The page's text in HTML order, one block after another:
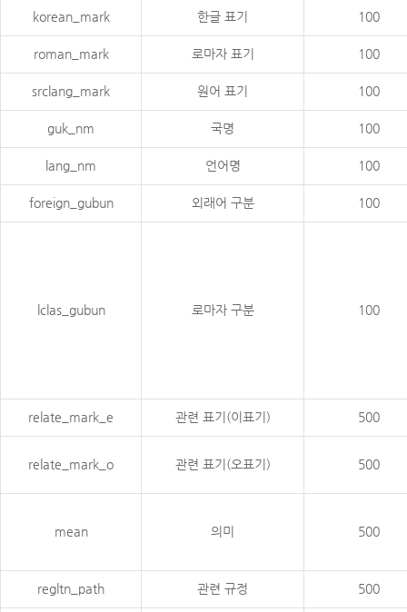
korean_mark 한글 표기 100
roman_mark 로마자 표기 100
srclang_mark 원어 표기 100
guk_nm 국명 100
lang_nm 언어명 100
foreign_gubun 외래어 구분 100
lclas_gubun 로마자 구분 100
relate_mark_e 관련 표기(이표기) 500
relate_mark_o 관련 표기(오표기) 500
mean 의미 500
regltn_path 관련 규정 500